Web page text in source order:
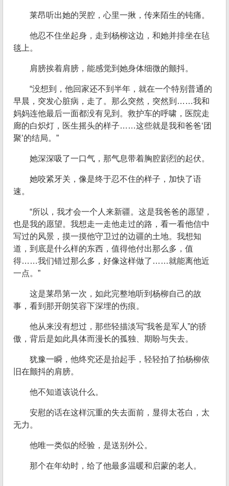
莱昂听出她的哭腔，心里一揪，传来陌生的钝痛。
他忍不住坐起身，走到杨柳这边，和她并排坐在毡
毯上。
肩膀挨着肩膀，能感觉到她身体细微的颤抖。
“没想到，他回家还不到半年，就在一个特别普通的
早晨，突发心脏病，走了。那么突然，突然到……我和
妈妈连他最后一面都没有见到。救护车的呼啸，医院走
廊的白炽灯，医生摇头的样子……这些就是我和爸爸‘团
聚’的结局。”
她深深吸了一口气，那气息带着胸腔剧烈的起伏。
她咬紧牙关，像是终于忍不住的样子，加快了语
速。
“所以，我才会一个人来新疆。这是我爸爸的愿望，
也是我的愿望。我想走一走他走过的路，看一看他信中
写过的风景，摸一摸他守卫过的边疆的土地。我想知
道，到底是什么样的东西，值得他付出那么多，值
得……我们错过那么多，好像这样做了……就能离他近
一点。”
这是莱昂第一次，如此完整地听到杨柳自己的故
事，看到那开朗笑容下深埋的伤痕。
他从来没有想过，那些轻描淡写“我爸是军人”的骄
傲，背后是如此具体而漫长的孤独、期盼与失去。
犹豫一瞬，他终究还是抬起手，轻轻拍了拍杨柳依
旧在颤抖的肩膀。
他不知道该说什么。
安慰的话在这样沉重的失去面前，显得太苍白，太
无力。
他唯一类似的经验，是送别外公。
那个在年幼时，给了他最多温暖和启蒙的老人。